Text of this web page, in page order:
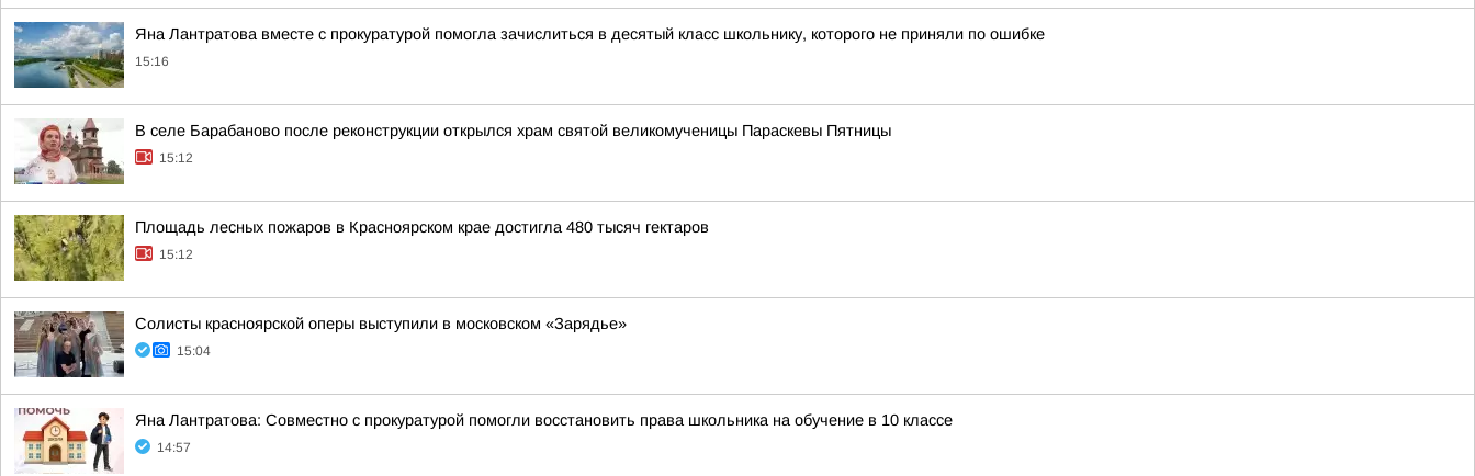
Яна Лантратова вместе с прокуратурой помогла зачислиться в десятый класс школьнику, которого не приняли по ошибке
15:16
В селе Барабаново после реконструкции открылся храм святой великомученицы Параскевы Пятницы
15:12
Площадь лесных пожаров в Красноярском крае достигла 480 тысяч гектаров
15:12
Солисты красноярской оперы выступили в московском «Зарядье»
15:04
Яна Лантратова: Совместно с прокуратурой помогли восстановить права школьника на обучение в 10 классе
14:57